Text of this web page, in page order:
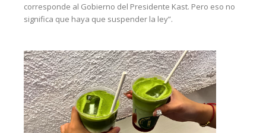
corresponde al Gobierno del Presidente Kast. Pero eso no
significa que haya que suspender la ley”.